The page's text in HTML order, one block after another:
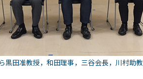
黒田准教授，和田理事，三谷会長，川村助教